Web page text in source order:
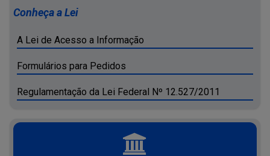
Conheça a Lei
A Lei de Acesso a Informação
Formulários para Pedidos
Regulamentação da Lei Federal Nº 12.527/2011